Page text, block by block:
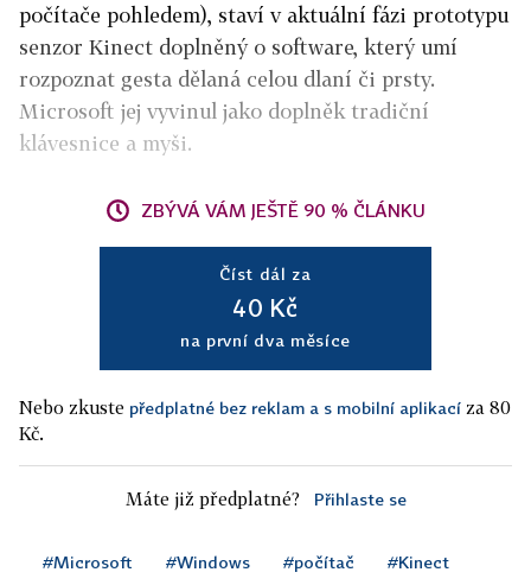
počítače pohledem), staví v aktuální fázi prototypu
senzor Kinect doplněný o software, který umí
rozpoznat gesta dělaná celou dlaní či prsty.
Microsoft jej vyvinul jako doplněk tradiční
klávesnice a myši.
ZBÝVÁ VÁM JEŠTĚ 90 % ČLÁNKU
Číst dál za
40 Kč
na první dva měsíce
Nebo zkuste předplatné bez reklam a s mobilní aplikací za 80
Kč.
Máte již předplatné? Přihlaste se
#Microsoft #Windows #počítač #Kinect